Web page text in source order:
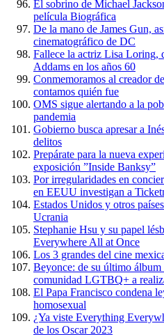
El sobrino de Michael
película Biográfica
De la mano de James Gun,
cinematográfico de DC
Fallece la actriz Lisa Loring,
Addams en los años 60
Conmemoramos al creador
contamos quién fue
OMS sigue alertando a la
pandemia
Gobierno busca apresar a
delitos
Prepárate para la nueva
exposición ”Inside Banksy”
Por irregularidades en
en EEUU investigan a
Estados Unidos y otros
Ucrania
Stephanie Hsu y su papel
Everywhere All at Once
Los 3 grandes del cine
Beyonce: de su último álbum
comunidad LGTBQ+ a
El Papa Francisco condena
homosexual
¿Ya viste Everything
de los Oscar 2023